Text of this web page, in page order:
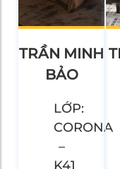
TRẦN MINH
BẢO
LỚP:
CORONA
–
K41